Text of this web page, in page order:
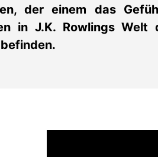
der einem das
in J.K. Rowlings Welt